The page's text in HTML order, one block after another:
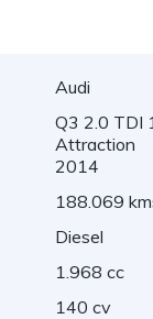
Audi
Q3 2.0 TDI
Attraction
2014
188.069
Diesel
1.968 cc
140 cv